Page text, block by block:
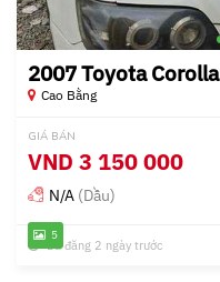
5
2007 Toyota Corolla
Cao Bằng
GIÁ BÁN
VND 3 150 000
N/A (Dầu)
Đã đăng 2 ngày trước